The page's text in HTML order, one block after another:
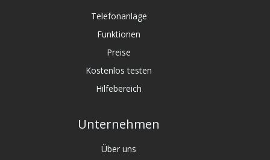
Telefonanlage
Funktionen
Preise
Kostenlos testen
Hilfebereich
Unternehmen
Über uns